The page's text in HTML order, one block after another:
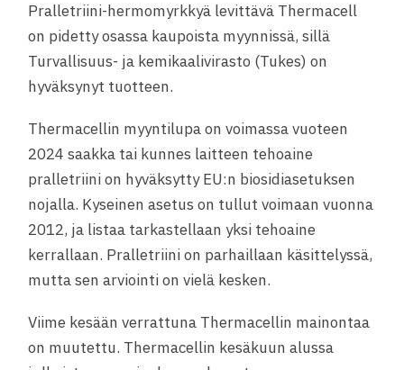
Pralletriini-hermomyrkkyä levittävä Thermacell
on pidetty osassa kaupoista myynnissä, sillä
Turvallisuus- ja kemikaalivirasto (Tukes) on
hyväksynyt tuotteen.
Thermacellin myyntilupa on voimassa vuoteen
2024 saakka tai kunnes laitteen tehoaine
pralletriini on hyväksytty EU:n biosidiasetuksen
nojalla. Kyseinen asetus on tullut voimaan vuonna
2012, ja listaa tarkastellaan yksi tehoaine
kerrallaan. Pralletriini on parhaillaan käsittelyssä,
mutta sen arviointi on vielä kesken.
Viime kesään verrattuna Thermacellin mainontaa
on muutettu. Thermacellin kesäkuun alussa